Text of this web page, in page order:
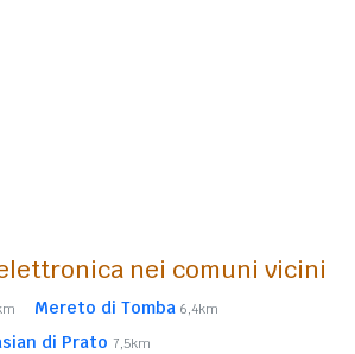
nei comuni vicini
Mereto di Tomba 6,4km
di Prato 7,5km